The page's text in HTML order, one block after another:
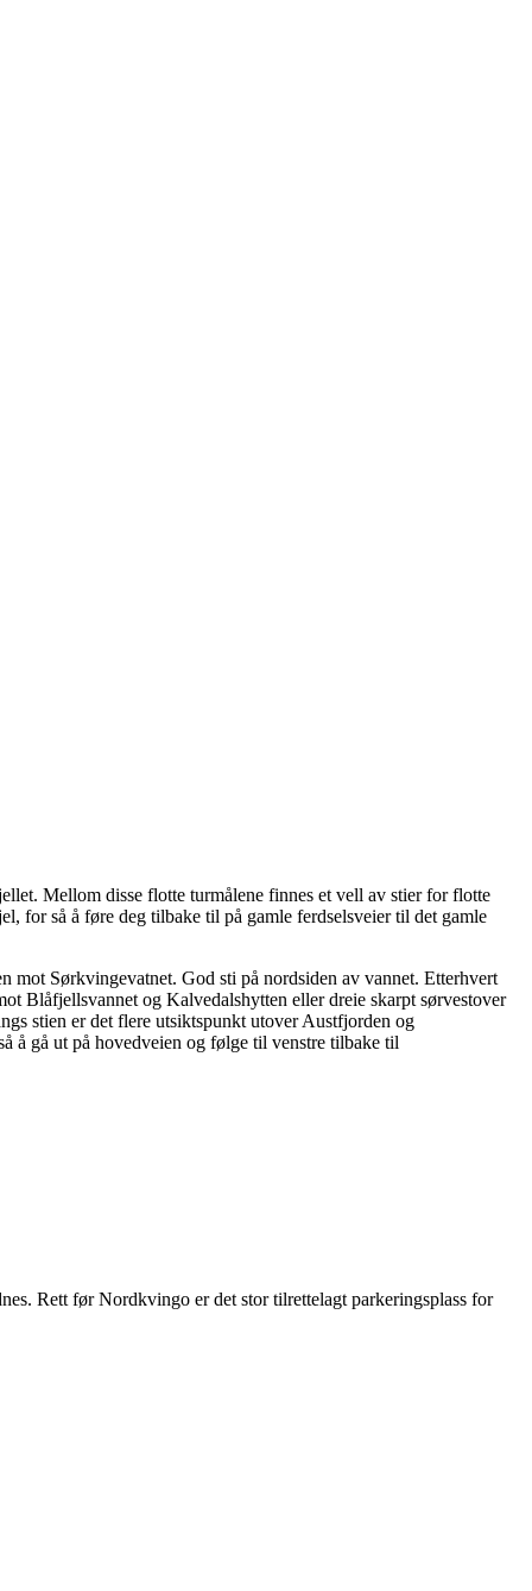
Mellom disse flotte turmålene finnes et vell av stier for flotte
for så å føre deg tilbake til på gamle ferdselsveier til det gamle
mot Sørkvingevatnet. God sti på nordsiden av vannet. Etterhvert
Blåfjellsvannet og Kalvedalshytten eller dreie skarpt sørvestover
stien er det flere utsiktspunkt utover Austfjorden og
å gå ut på hovedveien og følge til venstre tilbake til
Rett før Nordkvingo er det stor tilrettelagt parkeringsplass for